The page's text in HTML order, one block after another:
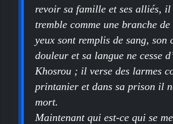
revoir sa famille et ses alliés, il
tremble comme une branche de
yeux sont remplis de sang,
douleur et sa langue ne cesse
Khosrou ; il verse des larmes
printanier et dans sa prison il
mort.
Maintenant qui est-ce qui se